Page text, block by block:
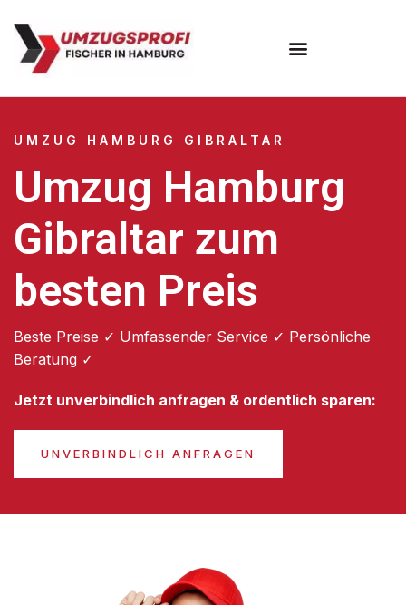
UMZUG HAMBURG GIBRALTAR
Umzug Hamburg
Gibraltar zum
besten Preis
Beste Preise ✓ Umfassender Service ✓ Persönliche
Beratung ✓
Jetzt unverbindlich anfragen & ordentlich sparen:
UNVERBINDLICH ANFRAGEN